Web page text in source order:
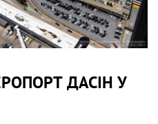
ДАСІН У